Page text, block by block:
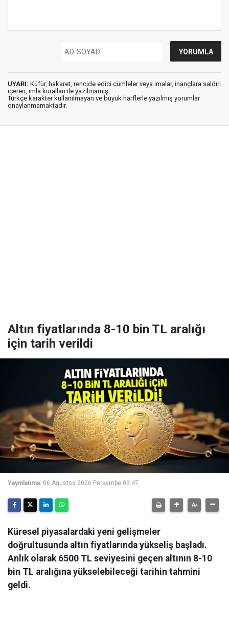
UYARI: Küfür, hakaret, rencide edici cümleler veya imalar, inançlara saldırı
içeren, imla kuralları ile yazılmamış,
Türkçe karakter kullanılmayan ve büyük harflerle yazılmış yorumlar
onaylanmamaktadır.
Altın fiyatlarında 8-10 bin TL aralığı
için tarih verildi
Yayınlanma: 06 Ağustos 2026 Perşembe 09:47
Küresel piyasalardaki yeni gelişmeler
doğrultusunda altın fiyatlarında yükseliş başladı.
Anlık olarak 6500 TL seviyesini geçen altının 8-10
bin TL aralığına yükselebileceği tarihin tahmini
geldi.